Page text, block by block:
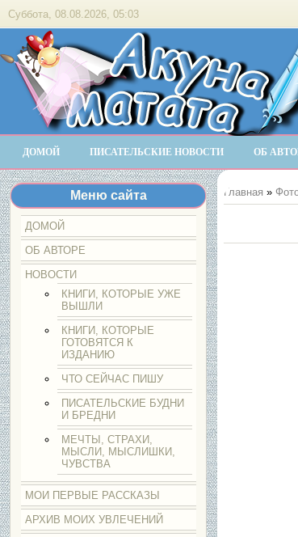
Суббота, 08.08.2026, 05:03
ДОМОЙ ПИСАТЕЛЬСКИЕ НОВОСТИ ОБ
Меню сайта
ДОМОЙ
ОБ АВТОРЕ
НОВОСТИ
КНИГИ, КОТОРЫЕ УЖЕ
ВЫШЛИ
КНИГИ, КОТОРЫЕ
ГОТОВЯТСЯ К
ИЗДАНИЮ
ЧТО СЕЙЧАС ПИШУ
ПИСАТЕЛЬСКИЕ БУДНИ
И БРЕДНИ
МЕЧТЫ, СТРАХИ,
МЫСЛИ, МЫСЛИШКИ,
ЧУВСТВА
МОИ ПЕРВЫЕ РАССКАЗЫ
АРХИВ МОИХ УВЛЕЧЕНИЙ
Главная »